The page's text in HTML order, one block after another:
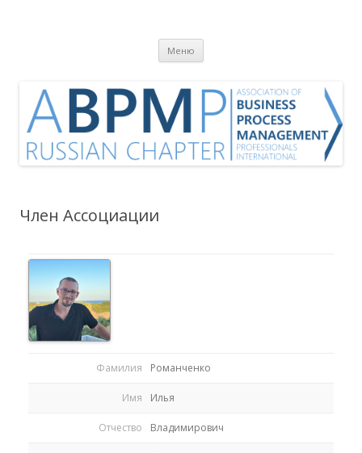
профессионалов
Меню
Член Ассоциации
Фамилия Романченко
Имя Илья
Отчество Владимирович